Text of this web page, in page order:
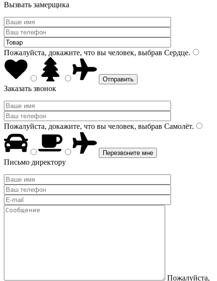
Вызвать замерщика
Пожалуйста, докажите, что вы человек, выбрав Сердце.
Заказать звонок
Пожалуйста, докажите, что вы человек, выбрав Самолёт.
Письмо директору
Пожалуйста,